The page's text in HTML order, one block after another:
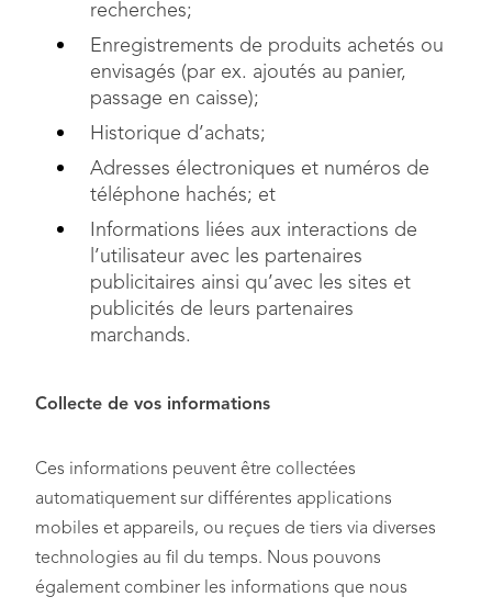
recherches;
Enregistrements de produits achetés ou
envisagés (par ex. ajoutés au panier,
passage en caisse);
Historique d’achats;
Adresses électroniques et numéros de
téléphone hachés; et
Informations liées aux interactions de
l’utilisateur avec les partenaires
publicitaires ainsi qu’avec les sites et
publicités de leurs partenaires
marchands.
Collecte de vos informations
Ces informations peuvent être collectées
automatiquement sur différentes applications
mobiles et appareils, ou reçues de tiers via diverses
technologies au fil du temps. Nous pouvons
également combiner les informations que nous